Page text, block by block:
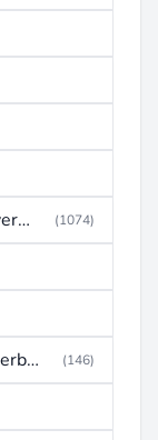
Refrigeración (heladeras, neveras, congeladores) (1074)
Tarjeta madre de PC - ( Motherboard ) (146)